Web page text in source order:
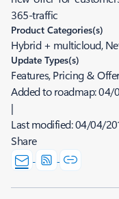
365-traffic
Product Categories(s)
Hybrid + multicloud,
Update Types(s)
Features, Pricing &
Added to roadmap:04/
|
Last modified:04/04/
Share